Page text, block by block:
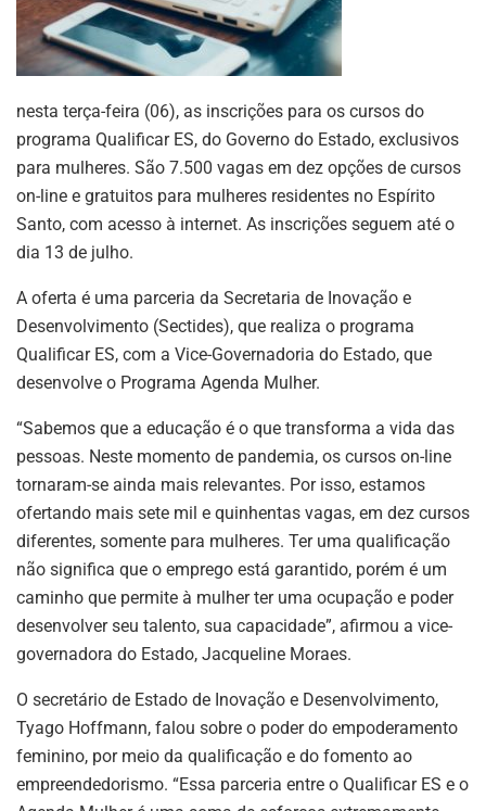
nesta terça-feira (06), as inscrições para os cursos do
programa Qualificar ES, do Governo do Estado, exclusivos
para mulheres. São 7.500 vagas em dez opções de cursos
on-line e gratuitos para mulheres residentes no Espírito
Santo, com acesso à internet. As inscrições seguem até o
dia 13 de julho.
A oferta é uma parceria da Secretaria de Inovação e
Desenvolvimento (Sectides), que realiza o programa
Qualificar ES, com a Vice-Governadoria do Estado, que
desenvolve o Programa Agenda Mulher.
“Sabemos que a educação é o que transforma a vida das
pessoas. Neste momento de pandemia, os cursos on-line
tornaram-se ainda mais relevantes. Por isso, estamos
ofertando mais sete mil e quinhentas vagas, em dez cursos
diferentes, somente para mulheres. Ter uma qualificação
não significa que o emprego está garantido, porém é um
caminho que permite à mulher ter uma ocupação e poder
desenvolver seu talento, sua capacidade”, afirmou a vice-
governadora do Estado, Jacqueline Moraes.
O secretário de Estado de Inovação e Desenvolvimento,
Tyago Hoffmann, falou sobre o poder do empoderamento
feminino, por meio da qualificação e do fomento ao
empreendedorismo. “Essa parceria entre o Qualificar ES e o